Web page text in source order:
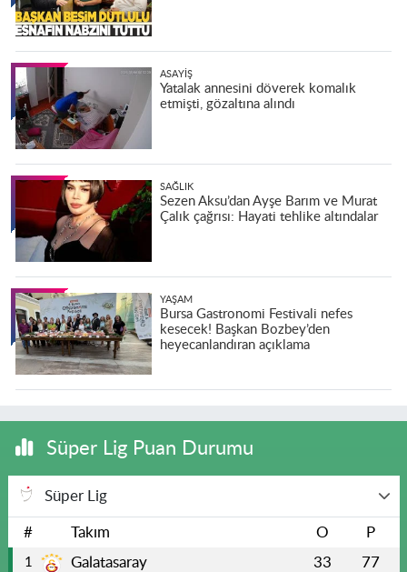
ASAYIŞ
Yatalak annesini döverek komalık
etmişti, gözaltına alındı
SAĞLIK
Sezen Aksu’dan Ayşe Barım ve Murat
Çalık çağrısı: Hayati tehlike altındalar
YAŞAM
Bursa Gastronomi Festivali nefes
kesecek! Başkan Bozbey’den
heyecanlandıran açıklama
Süper Lig Puan Durumu
Süper Lig
# Takım O P
1 Galatasaray 33 77